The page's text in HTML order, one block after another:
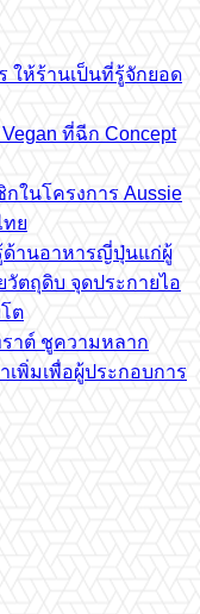
ให้ร้านเป็นที่รู้จักยอด
ที่ฉีก Concept
กในโครงการ Aussie
ทย
ด้านอาหารญี่ปุ่นแก่ผู้
ตถุดิบ จุดประกายไอ
ต
ราต์ ชูความหลาก
พิ่มเพื่อผู้ประกอบการ